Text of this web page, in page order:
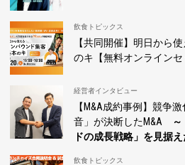
飲食トピックス
【共同開催】明日から
のキ【無料オンラインセ
経営者インタビュー
【M&A成約事例】競争
音」が決断したM&A
ドの成長戦略」を見据
飲食トピックス